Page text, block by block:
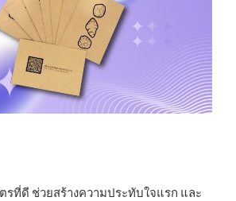
ที่ดี ช่วยสร้างความประทับใจแรก และ